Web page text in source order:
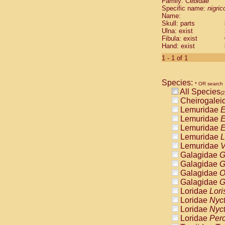
Cebidae
Cebidae
Cebidae
Cebidae
Cebidae
Cebidae
Cebidae
Cebidae
Cebidae
Cebidae
Cebidae
Cebidae
Atelidae
Atelidae
Atelidae
Atelidae
Atelidae
Atelidae
Atelidae
Atelidae
Atelidae
Atelidae
Pitheciidae
Specific name:
Name:
Skull: parts
Ulna: exist
Fibula: exist
Hand: exist
1 - 1 of 1
Species: * OR search
All Species
Lemuridae
Lemuridae
Lemuridae
Lemuridae
Lemuridae
Galagidae
Galagidae
Galagidae
Galagidae
Loridae
Loridae
Loridae
Loridae